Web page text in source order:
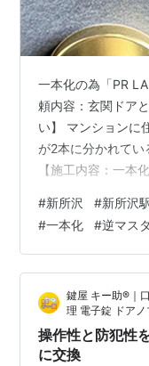
一本化の為「PR
頼内容：玄関ドア
い】 マンションに
が2本に分かれてい
【施工内容：一本
アについている鍵
LA.CY(BS)/MIWA
いている鍵は、刻
でした。 本来、刻
性が高いのですが
#新所沢 #新所沢
#一本化 #逆マス
鍵屋 キー助®｜
理 電子錠 ドア
操作性と防犯性
に交換